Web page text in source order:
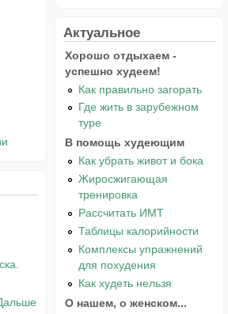
Актуальное
Хорошо отдыхаем -
успешно худеем!
Как правильно загорать
Где жить в зарубежном
туре
В помощь худеющим
Как убрать живот и бока
Жиросжигающая
тренировка
Рассчитать ИМТ
Таблицы калорийности
Комплексы упражнений
для похудения
Как худеть нельзя
О нашем, о женском...